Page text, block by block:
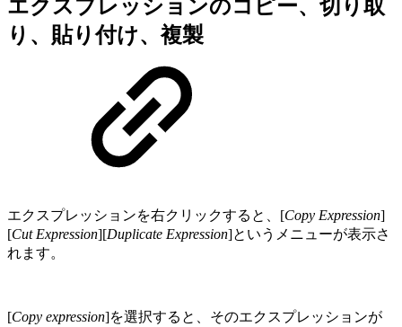
エクスプレッションのコピー、切り取
り、貼り付け、複製
エクスプレッションを右クリックすると、[Copy Expression]
[Cut Expression][Duplicate Expression]というメニューが表示さ
れます。
[Copy expression]を選択すると、そのエクスプレッションが